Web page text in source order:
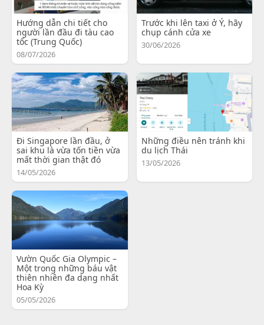
Hướng dẫn chi tiết cho
người lần đầu đi tàu cao
tốc (Trung Quốc)
08/07/2026
Trước khi lên taxi ở Ý, hãy
chụp cánh cửa xe
30/06/2026
Đi Singapore lần đầu, ở
sai khu là vừa tốn tiền vừa
mất thời gian thật đó
14/05/2026
Những điều nên tránh khi
du lịch Thái
13/05/2026
Vườn Quốc Gia Olympic –
Một trong những báu vật
thiên nhiên đa dạng nhất
Hoa Kỳ
05/05/2026